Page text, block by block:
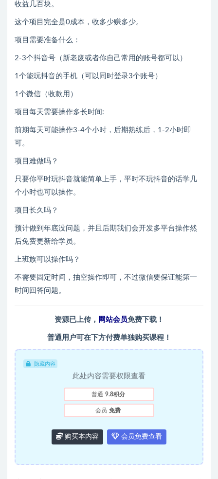
收益几百块。
这个项目完全是0成本，收多少赚多少。
项目需要准备什么：
2-3个抖音号（新老废或者你自己常用的账号都可以）
1个能玩抖音的手机（可以同时登录3个账号）
1个微信（收款用）
项目每天需要操作多长时间:
前期每天可能操作3-4个小时，后期熟练后，1-2小时即
可。
项目难做吗？
只要你平时玩抖音就能简单上手，平时不玩抖音的话学几
个小时也可以操作。
项目长久吗？
预计做到年底没问题，并且后期我们会开发多平台操作然
后免费更新给学员。
上班族可以操作吗？
不需要固定时间，抽空操作即可，不过微信要保证能第一
时间回答问题。
资源已上传， 网站会员免费下载！
普通用户可在下方付费单独购买课程！
隐藏内容
此处内容需要权限查看
普通 9.8积分
会员 免费
购买本内容 会员免费查看